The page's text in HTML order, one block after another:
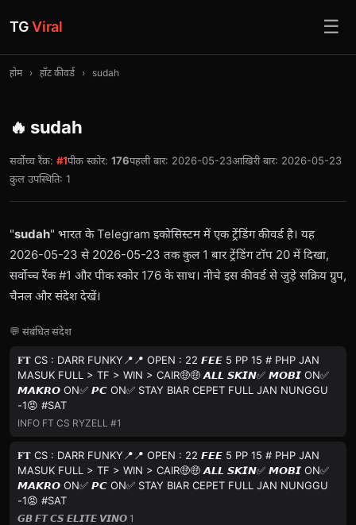
TGViral ☰
होम › हॉट कीवर्ड › sudah
🔥 sudah
सर्वोच्च रैंक: #1पीक स्कोर: 176पहली बार: 2026-05-23आख़िरी बार: 2026-05-23
कुल उपस्थिति: 1
"sudah" भारत के Telegram इकोसिस्टम में एक ट्रेंडिंग कीवर्ड है। यह
2026-05-23 से 2026-05-23 तक कुल 1 बार ट्रेंडिंग टॉप 20 में दिखा,
सर्वोच्च रैंक #1 और पीक स्कोर 176 के साथ। नीचे इस कीवर्ड से जुड़े सक्रिय ग्रुप,
चैनल और संदेश देखें।
💬 संबंधित संदेश
𝐅𝐓 CS : DARR FUNKY📍📍 OPEN : 22 𝙁𝙀𝙀 5 PP 15 # PHP JAN
MASUK FULL > TF > WIN > CAIR🤑🤑 𝘼𝙇𝙇 𝙎𝙆𝙄𝙉✅️ 𝙈𝙊𝘽𝙄 ON✅️
𝙈𝘼𝙆𝙍𝙊 ON✅️ 𝙋𝘾 ON✅️ STAY BIAR CEPET FULL JAN NUNGGU
-1😡 #SAT
INFO FT CS RYZELL #1
𝐅𝐓 CS : DARR FUNKY📍📍 OPEN : 22 𝙁𝙀𝙀 5 PP 15 # PHP JAN
MASUK FULL > TF > WIN > CAIR🤑🤑 𝘼𝙇𝙇 𝙎𝙆𝙄𝙉✅️ 𝙈𝙊𝘽𝙄 ON✅️
𝙈𝘼𝙆𝙍𝙊 ON✅️ 𝙋𝘾 ON✅️ STAY BIAR CEPET FULL JAN NUNGGU
-1😡 #SAT
𝙂𝘽 𝙁𝙏 𝘾𝙎 𝙀𝙇𝙄𝙏𝙀 𝙑𝙄𝙉𝙊 1